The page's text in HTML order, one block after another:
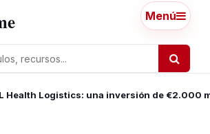
Menú
Health Logistics: una inversión de €2.000